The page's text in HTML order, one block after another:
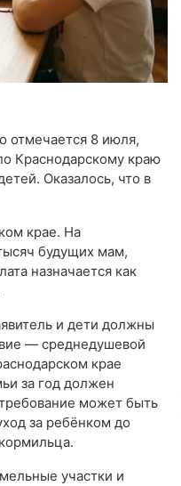
отмечается 8 июля,
Краснодарскому краю
Оказалось, что в
крае. На
будущих мам,
назначается как
и дети должны
— среднедушевой
крае
за год должен
может быть
за ребёнком до
участки и